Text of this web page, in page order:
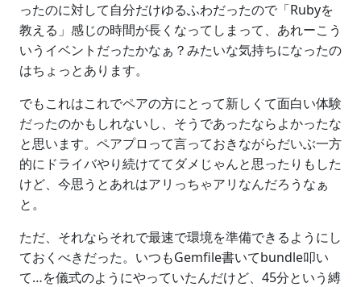
ったのに対して自分だけゆるふわだったので「Rubyを
教える」感じの時間が長くなってしまって、あれーこう
いうイベントだったかなぁ？みたいな気持ちになったの
はちょっとあります。
でもこれはこれでペアの方にとって新しくて面白い体験
だったのかもしれないし、そうであったならよかったな
と思います。ペアプロって言っておきながらだいぶ一方
的にドライバやり続けててダメじゃんと思ったりもした
けど、今思うとあれはアリっちゃアリなんだろうなぁ
と。
ただ、それならそれで最速で環境を準備できるようにし
ておくべきだった。いつもGemfile書いてbundle叩い
て…を儀式のようにやっていたんだけど、45分という縛